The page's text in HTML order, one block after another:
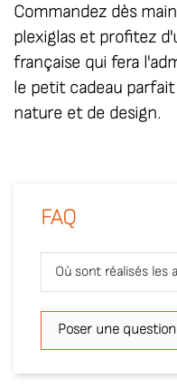
Commandez dès
plexiglas et profitez
française qui fera
le petit cadeau
nature et de design.
FAQ
Où sont réalisés les
Poser une question